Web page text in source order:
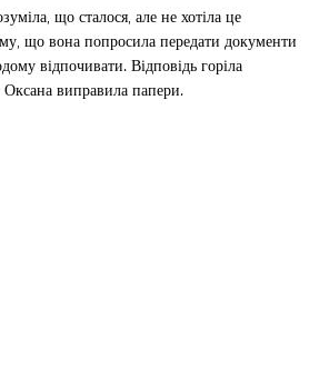
що сталося, але не хотіла це
що вона попросила передати документи
відпочивати. Відповідь горіла
виправила папери.